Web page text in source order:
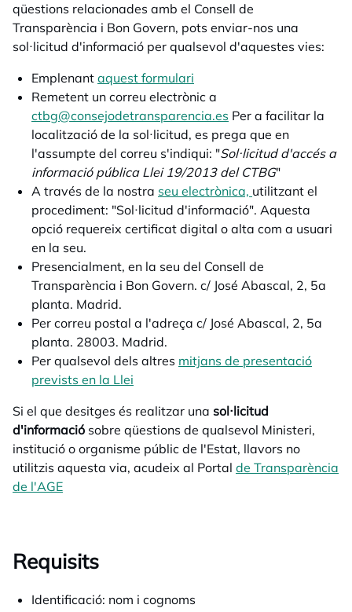
qüestions relacionades amb el Consell de
Transparència i Bon Govern, pots enviar-nos una
sol·licitud d'informació per qualsevol d'aquestes vies:
Emplenant aquest formulari
Remetent un correu electrònic a
ctbg@consejodetransparencia.es Per a facilitar la
localització de la sol·licitud, es prega que en
l'assumpte del correu s'indiqui: "Sol·licitud d'accés a
informació pública Llei 19/2013 del CTBG"
A través de la nostra seu electrònica, opens in a new
utilitzant el
procediment: "Sol·licitud d'informació". Aquesta
opció requereix certificat digital o alta com a usuari
en la seu.
Presencialment, en la seu del Consell de
Transparència i Bon Govern. c/ José Abascal, 2, 5a
planta. Madrid.
Per correu postal a l'adreça c/ José Abascal, 2, 5a
planta. 28003. Madrid.
Per qualsevol dels altres mitjans de presentació
prevists en la Llei
Si el que desitges és realitzar una sol·licitud
d'informació sobre qüestions de qualsevol Ministeri,
institució o organisme públic de l'Estat, llavors no
utilitzis aquesta via, acudeix al Portal de Transparència
de l'AGE
Requisits
Identificació: nom i cognoms